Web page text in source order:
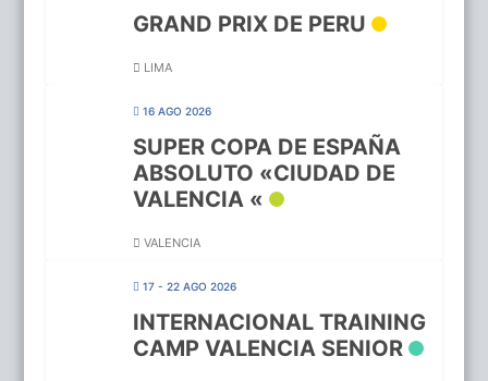
GRAND PRIX DE PERU
LIMA
16 AGO 2026
SUPER COPA DE ESPAÑA
ABSOLUTO «CIUDAD DE
VALENCIA «
VALENCIA
17 - 22 AGO 2026
INTERNACIONAL TRAINING
CAMP VALENCIA SENIOR